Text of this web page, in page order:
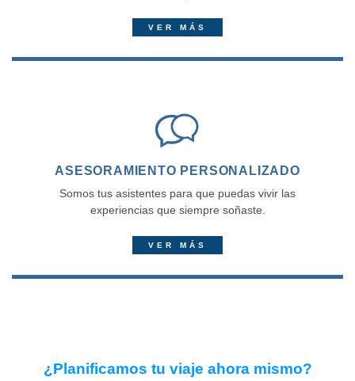
VER MÁS
ASESORAMIENTO PERSONALIZADO
Somos tus asistentes para que puedas vivir las
experiencias que siempre soñaste.
VER MÁS
¿Planificamos tu viaje ahora mismo?